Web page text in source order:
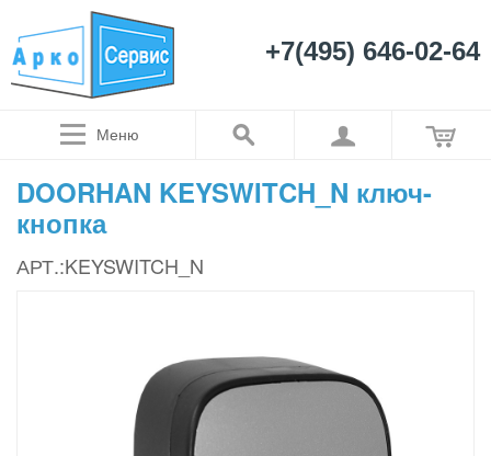
+7(495) 646-02-64
Меню
DOORHAN KEYSWITCH_N ключ-
кнопка
АРТ.:KEYSWITCH_N